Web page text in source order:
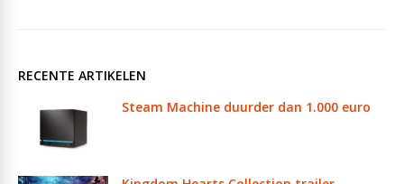
RECENTE ARTIKELEN
Steam Machine duurder dan 1.000 euro